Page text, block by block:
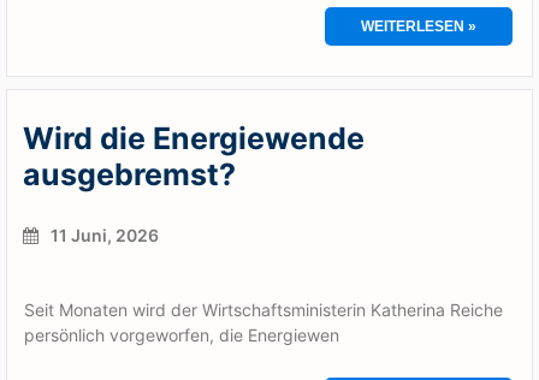
WEITERLESEN »
Wird die Energiewende
ausgebremst?
11 Juni, 2026
Seit Monaten wird der Wirtschaftsministerin Katherina Reiche
persönlich vorgeworfen, die Energiewen